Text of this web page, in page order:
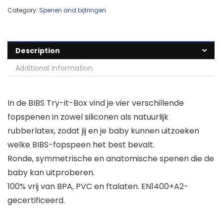
Category: Spenen and bijtringen
Description
Additional information
In de BIBS Try-it-Box vind je vier verschillende
fopspenen in zowel siliconen als natuurlijk
rubberlatex, zodat jij en je baby kunnen uitzoeken
welke BIBS-fopspeen het best bevalt.
Ronde, symmetrische en anatomische spenen die de
baby kan uitproberen.
100% vrij van BPA, PVC en ftalaten. EN1400+A2-
gecertificeerd.